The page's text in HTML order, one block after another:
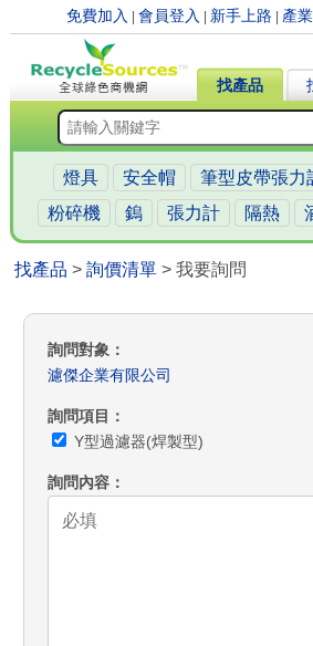
免費加入 |會員登入 新手上路 產
找產品
燈具 安全帽 筆型皮帶張力
粉碎機
鎢 張力計 隔熱
找產品 >詢價清單 > 我要詢問
詢問對象
濾傑企業有限公司
詢問項目
Y型過濾器(焊製型)
詢問內容